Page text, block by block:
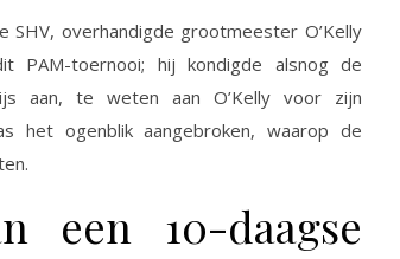
SHV, overhandigde grootmeester O’Kelly
PAM-toernooi; hij kondigde alsnog de
aan, te weten aan O’Kelly voor zijn
het ogenblik aangebroken, waarop de
een 10-daagse